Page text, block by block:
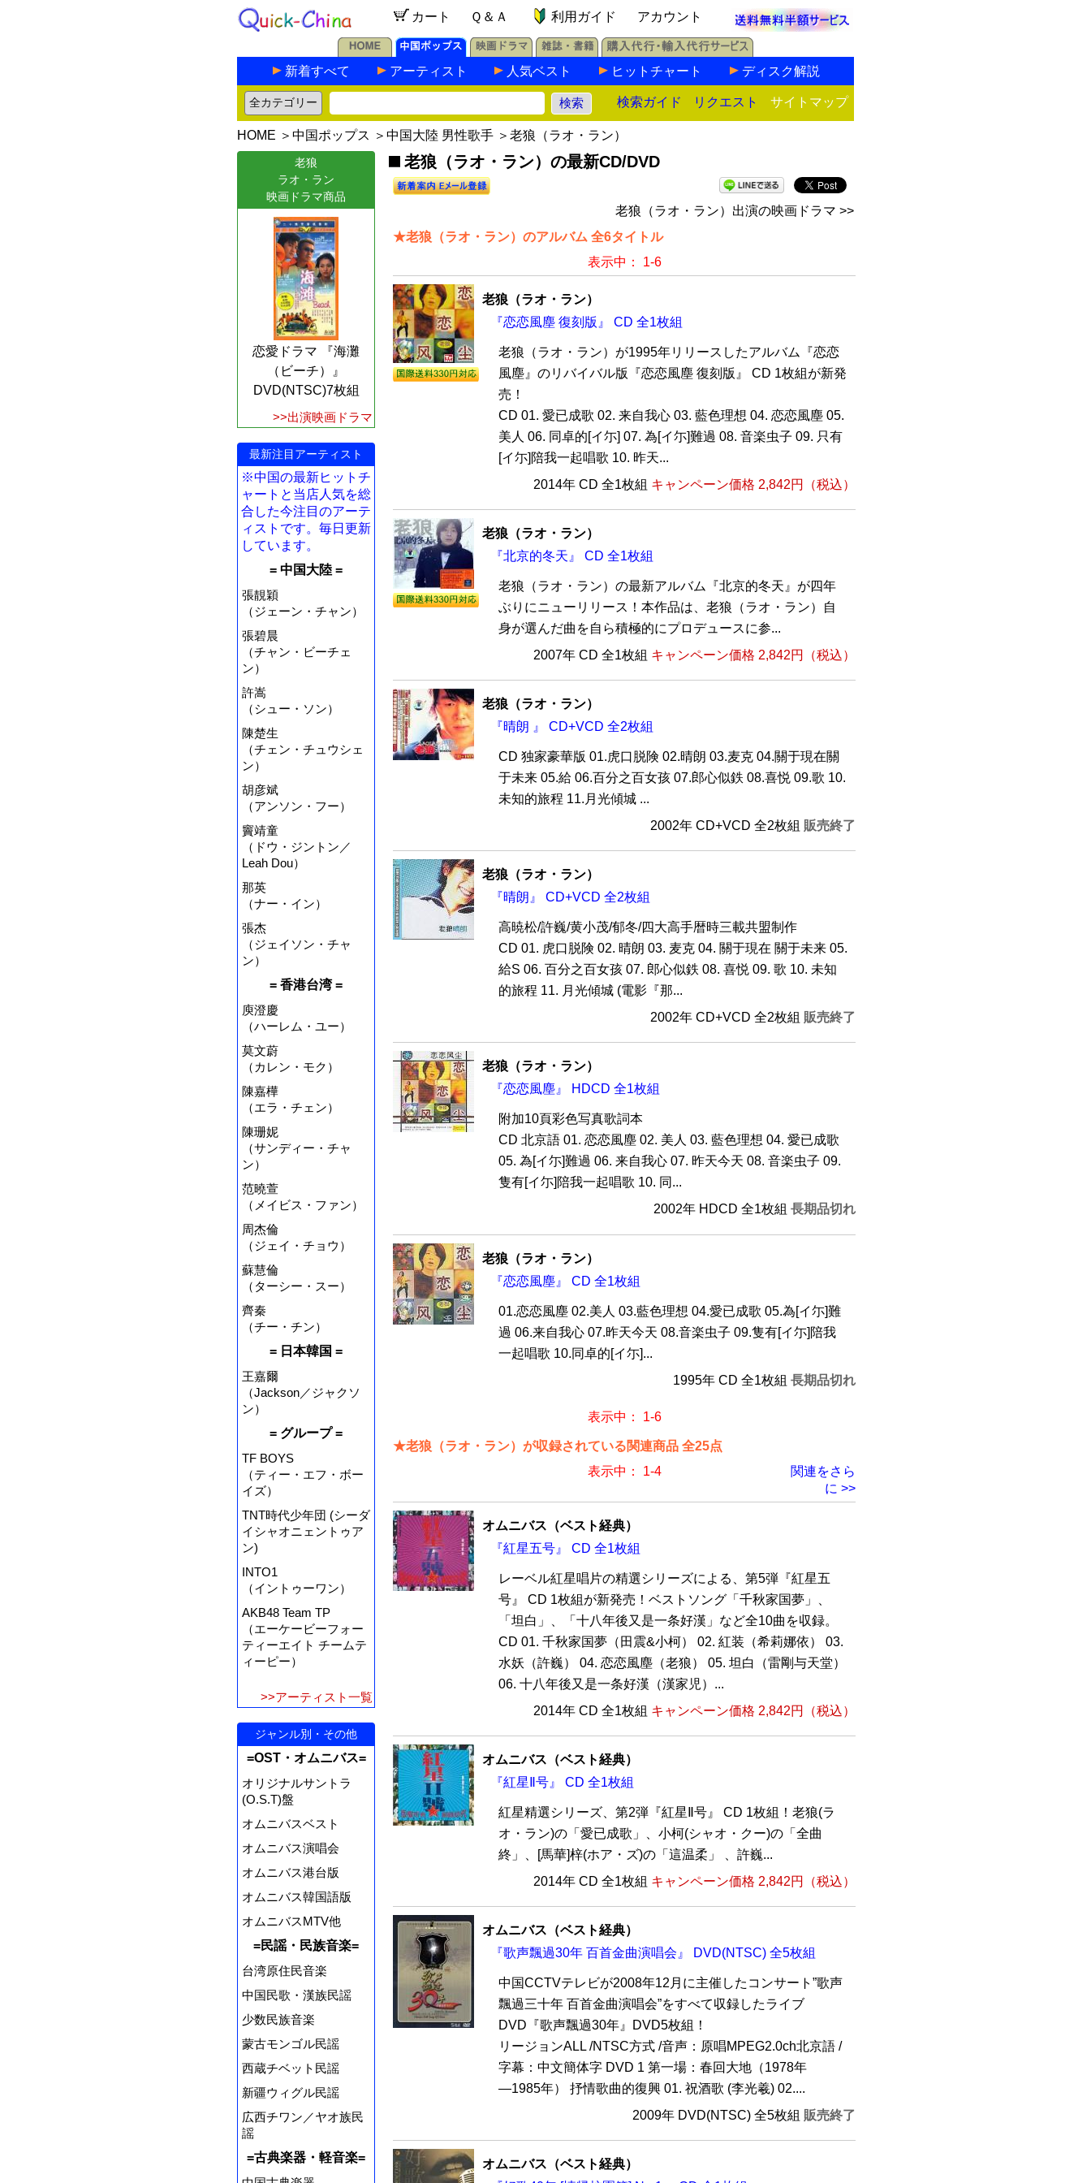
カート Ｑ＆Ａ 利用ガイド アカウント
新着すべて アーティスト 人気ベスト ヒットチャート ディスク解説
検索ガイド リクエスト サイトマップ
HOME ＞ 中国ポップス ＞ 中国大陸 男性歌手 ＞老狼（ラオ・ラン）
老狼
ラオ・ラン
映画ドラマ商品
恋愛ドラマ 『海灘
（ビーチ）』
DVD(NTSC)7枚組
>>出演映画ドラマ
最新注目アーティスト
※中国の最新ヒットチ
ャートと当店人気を総
合した今注目のアーテ
ィストです。毎日更新
しています。
= 中国大陸 =
張靚穎
（ジェーン・チャン）
張碧晨
（チャン・ビーチェ
ン）
許嵩
（シュー・ソン）
陳楚生
（チェン・チュウシェ
ン）
胡彦斌
（アンソン・フー）
竇靖童
（ドウ・ジントン／
Leah Dou）
那英
（ナー・イン）
張杰
（ジェイソン・チャ
ン）
= 香港台湾 =
庾澄慶
（ハーレム・ユー）
莫文蔚
（カレン・モク）
陳嘉樺
（エラ・チェン）
陳珊妮
（サンディー・チャ
ン）
范曉萱
（メイビス・ファン）
周杰倫
（ジェイ・チョウ）
蘇慧倫
（ターシー・スー）
齊秦
（チー・チン）
= 日本韓国 =
王嘉爾
（Jackson／ジャクソ
ン）
= グループ =
TF BOYS
（ティー・エフ・ボー
イズ）
TNT時代少年団 (シーダ
イシャオニェントゥア
ン)
INTO1
（イントゥーワン）
AKB48 Team TP
（エーケービーフォー
ティーエイト チームテ
ィーピー）
>>アーティスト一覧
ジャンル別・その他
=OST・オムニバス=
オリジナルサントラ
(O.S.T)盤
オムニバスベスト
オムニバス演唱会
オムニバス港台版
オムニバス韓国語版
オムニバスMTV他
=民謡・民族音楽=
台湾原住民音楽
中国民歌・漢族民謡
少数民族音楽
蒙古モンゴル民謡
西蔵チベット民謡
新疆ウィグル民謡
広西チワン／ヤオ族民
謡
=古典楽器・軽音楽=
老狼（ラオ・ラン）の最新CD/DVD
老狼（ラオ・ラン）出演の映画ドラマ >>
★老狼（ラオ・ラン）のアルバム 全6タイトル
表示中： 1-6
老狼（ラオ・ラン）
『恋恋風塵 復刻版』 CD 全1枚組
老狼（ラオ・ラン）が1995年リリースしたアルバム『恋恋
風塵』のリバイバル版『恋恋風塵 復刻版』 CD 1枚組が新発
売！
CD 01. 愛已成歌 02. 来自我心 03. 藍色理想 04. 恋恋風塵 05.
美人 06. 同卓的[イ尓] 07. 為[イ尓]難過 08. 音楽虫子 09. 只有
[イ尓]陪我一起唱歌 10. 昨天...
2014年 CD 全1枚組 キャンペーン価格 2,842円（税込）
老狼（ラオ・ラン）
『北京的冬天』 CD 全1枚組
老狼（ラオ・ラン）の最新アルバム『北京的冬天』が四年
ぶりにニューリリース！本作品は、老狼（ラオ・ラン）自
身が選んだ曲を自ら積極的にプロデュースに参...
2007年 CD 全1枚組 キャンペーン価格 2,842円（税込）
老狼（ラオ・ラン）
『晴朗 』 CD+VCD 全2枚組
CD 独家豪華版 01.虎口脱険 02.晴朗 03.麦克 04.關于現在關
于未来 05.給 06.百分之百女孩 07.郎心似鉄 08.喜悦 09.歌 10.
未知的旅程 11.月光傾城 ...
2002年 CD+VCD 全2枚組 販売終了
老狼（ラオ・ラン）
『晴朗』 CD+VCD 全2枚組
高暁松/許巍/黄小茂/郁冬/四大高手暦時三載共盟制作
CD 01. 虎口脱険 02. 晴朗 03. 麦克 04. 關于現在 關于未来 05.
給S 06. 百分之百女孩 07. 郎心似鉄 08. 喜悦 09. 歌 10. 未知
的旅程 11. 月光傾城 (電影『那...
2002年 CD+VCD 全2枚組 販売終了
老狼（ラオ・ラン）
『恋恋風塵』 HDCD 全1枚組
附加10頁彩色写真歌詞本
CD 北京語 01. 恋恋風塵 02. 美人 03. 藍色理想 04. 愛已成歌
05. 為[イ尓]難過 06. 来自我心 07. 昨天今天 08. 音楽虫子 09.
隻有[イ尓]陪我一起唱歌 10. 同...
2002年 HDCD 全1枚組 長期品切れ
老狼（ラオ・ラン）
『恋恋風塵』 CD 全1枚組
01.恋恋風塵 02.美人 03.藍色理想 04.愛已成歌 05.為[イ尓]難
過 06.来自我心 07.昨天今天 08.音楽虫子 09.隻有[イ尓]陪我
一起唱歌 10.同卓的[イ尓]...
1995年 CD 全1枚組 長期品切れ
表示中： 1-6
★老狼（ラオ・ラン）が収録されている関連商品 全25点
関連をさら
に >>
表示中： 1-4
オムニバス（ベスト経典）
『紅星五号』 CD 全1枚組
レーベル紅星唱片の精選シリーズによる、第5弾『紅星五
号』 CD 1枚組が新発売！ベストソング「千秋家国夢」、
「坦白」、「十八年後又是一条好漢」など全10曲を収録。
CD 01. 千秋家国夢（田震&小柯） 02. 紅装（希莉娜依） 03.
水妖（許巍） 04. 恋恋風塵（老狼） 05. 坦白（雷剛与天堂）
06. 十八年後又是一条好漢（漢家児）...
2014年 CD 全1枚組 キャンペーン価格 2,842円（税込）
オムニバス（ベスト経典）
『紅星Ⅱ号』 CD 全1枚組
紅星精選シリーズ、第2弾『紅星Ⅱ号』 CD 1枚組！老狼(ラ
オ・ラン)の「愛已成歌」、小柯(シャオ・クー)の「全曲
終」、[馬華]梓(ホア・ズ)の「這温柔」 、許巍...
2014年 CD 全1枚組 キャンペーン価格 2,842円（税込）
オムニバス（ベスト経典）
『歌声飄過30年 百首金曲演唱会』 DVD(NTSC) 全5枚組
中国CCTVテレビが2008年12月に主催したコンサート”歌声
飄過三十年 百首金曲演唱会”をすべて収録したライブ
DVD『歌声飄過30年』DVD5枚組！
リージョンALL /NTSC方式 /音声：原唱MPEG2.0ch北京語 /
字幕：中文簡体字 DVD 1 第一場：春回大地（1978年
―1985年） 抒情歌曲的復興 01. 祝酒歌 (李光羲) 02....
2009年 DVD(NTSC) 全5枚組 販売終了
オムニバス（ベスト経典）